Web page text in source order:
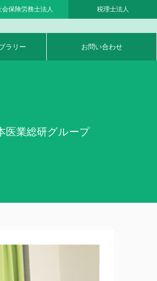
会保険労務士法人 税理士法人
ラリー お問い合わせ
医業総研グループ